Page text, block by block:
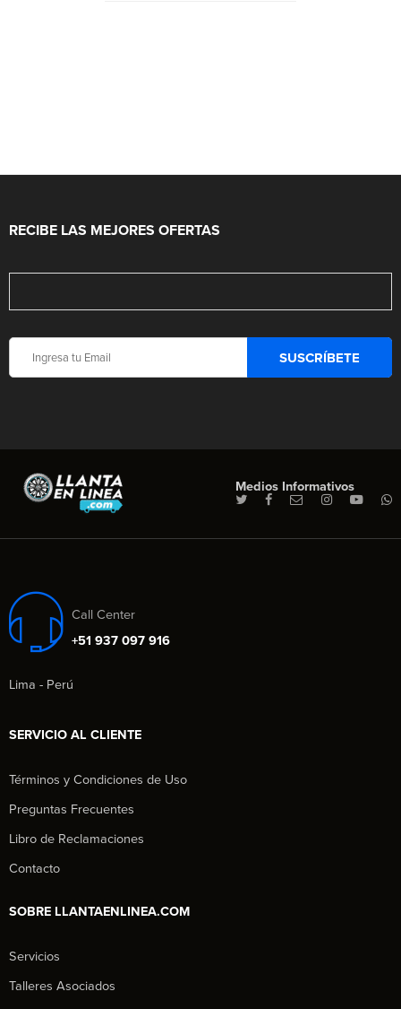
RECIBE LAS MEJORES OFERTAS
Medios Informativos
Call Center
+51 937 097 916
Lima - Perú
SERVICIO AL CLIENTE
Términos y Condiciones de Uso
Preguntas Frecuentes
Libro de Reclamaciones
Contacto
SOBRE LLANTAENLINEA.COM
Servicios
Talleres Asociados